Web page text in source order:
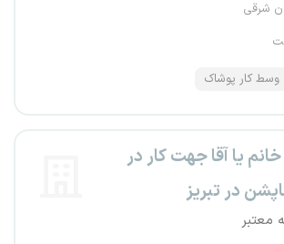
شرقی
وسط‌ کار پوشاک
یا آقا جهت کار در
در تبریز
معتبر